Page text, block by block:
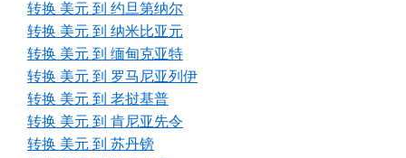
转换 美元 到 约旦第纳尔
转换 美元 到 纳米比亚元
转换 美元 到 缅甸克亚特
转换 美元 到 罗马尼亚列伊
转换 美元 到 老挝基普
转换 美元 到 肯尼亚先令
转换 美元 到 苏丹镑